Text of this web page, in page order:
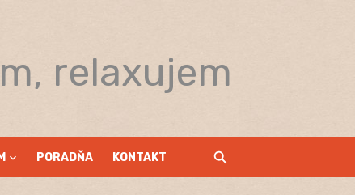
relaxujem
PORADŇA KONTAKT